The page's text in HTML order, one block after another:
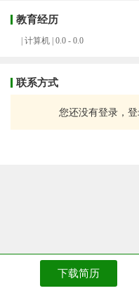
教育经历
| 计算机 | 0.0 - 0.0
联系方式
您还没有登录，
下载简历